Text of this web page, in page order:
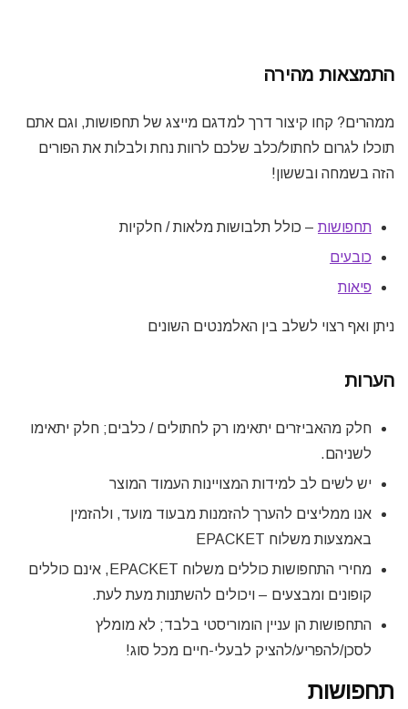
התמצאות מהירה
ממהרים? קחו קיצור דרך למדגם מייצג של תחפושות, וגם אתם
תוכלו לגרום לחתול/כלב שלכם לרוות נחת ולבלות את הפורים
הזה בשמחה ובששון!
תחפושות – כולל תלבושות מלאות / חלקיות
כובעים
פיאות
ניתן ואף רצוי לשלב בין האלמנטים השונים
הערות
חלק מהאביזרים יתאימו רק לחתולים / כלבים; חלק יתאימו
לשניהם.
יש לשים לב למידות המצויינות העמוד המוצר
אנו ממליצים להערך להזמנות מבעוד מועד, ולהזמין
באמצעות משלוח EPACKET
מחירי התחפושות כוללים משלוח EPACKET, אינם כוללים
קופונים ומבצעים – ויכולים להשתנות מעת לעת.
התחפושות הן עניין הומוריסטי בלבד; לא מומלץ
לסכן/להפריע/להציק לבעלי-חיים מכל סוג!
תחפושות